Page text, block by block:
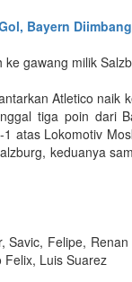
Bayern
gawang milik
Atletico naik
tiga poin dari
atas Lokomotiv
keduanya
Savic, Felipe,
Luis Suarez